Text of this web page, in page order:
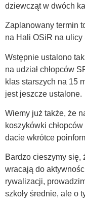
dziewcząt w dwóch
Zaplanowany termin
na Hali OSiR na ulicy
Wstępnie ustalono
na udział chłopców
klas starszych na 15
jest jeszcze ustalone.
Wiemy już także, że
koszykówki
dacie wkrótce
Bardzo cieszymy się,
wracają do
rywalizacji,
szkoły średnie, ale o